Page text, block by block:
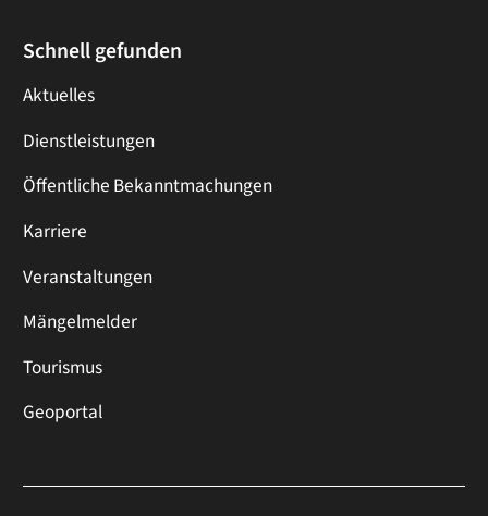
Schnell gefunden
Aktuelles
Dienstleistungen
Öffentliche Bekanntmachungen
Karriere
Veranstaltungen
Mängelmelder
Tourismus
Geoportal